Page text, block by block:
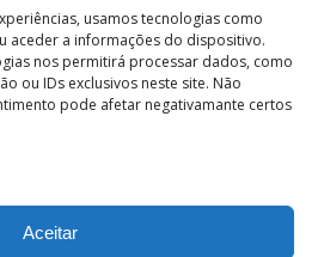
usamos tecnologias como
aceder a informações do dispositivo.
nos permitirá processar dados, como
ou IDs exclusivos neste site. Não
pode afetar negativamante certos
Aceitar